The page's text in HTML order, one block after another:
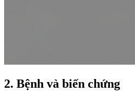
2. Bệnh và biến chứng